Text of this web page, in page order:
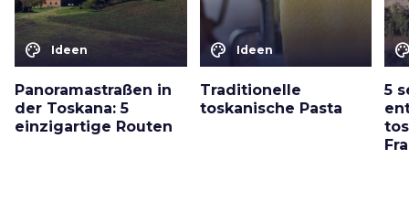
color_lens Ideen
Panoramastraßen in
der Toskana: 5
einzigartige Routen
color_lens Ideen
Traditionelle
toskanische Pasta
5